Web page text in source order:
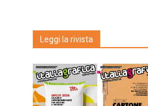
Leggi la rivista